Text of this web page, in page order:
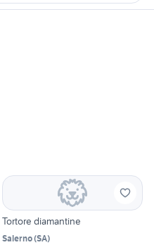
Tortore diamantine
Salerno(SA)